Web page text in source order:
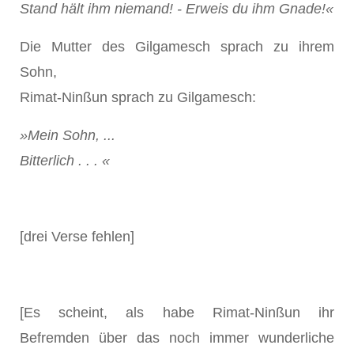
Stand hält ihm niemand! - Erweis du ihm Gnade!«
Die Mutter des Gilgamesch sprach zu ihrem
Sohn,
Rimat-Ninßun sprach zu Gilgamesch:
»Mein Sohn, ...
Bitterlich . . . «
[drei Verse fehlen]
[Es scheint, als habe Rimat-Ninßun ihr
Befremden über das noch immer wunderliche